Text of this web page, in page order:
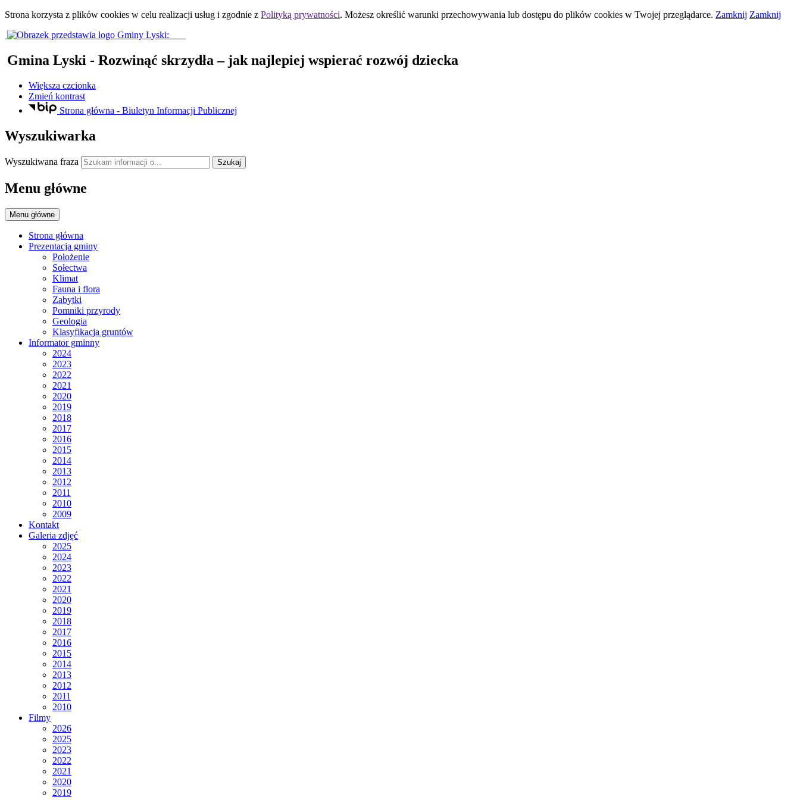
Strona korzysta z plików cookies w celu realizacji usług i zgodnie z Polityką prywatności. Możesz określić warunki przechowywania lub dostępu do plików cookies w Twojej przeglądarce. Zamknij Zamknij
Gmina Lyski - Rozwinąć skrzydła – jak najlepiej wspierać rozwój dziecka
Większa czcionka
Zmień kontrast
Strona główna - Biuletyn Informacji Publicznej
Wyszukiwarka
Wyszukiwana fraza Szukaj
Menu główne
Menu główne
Strona główna
Prezentacja gminy
Położenie
Sołectwa
Klimat
Fauna i flora
Zabytki
Pomniki przyrody
Geologia
Klasyfikacja gruntów
Informator gminny
2024
2023
2022
2021
2020
2019
2018
2017
2016
2015
2014
2013
2012
2011
2010
2009
Kontakt
Galeria zdjęć
2025
2024
2023
2022
2021
2020
2019
2018
2017
2016
2015
2014
2013
2012
2011
2010
Filmy
2026
2025
2023
2022
2021
2020
2019